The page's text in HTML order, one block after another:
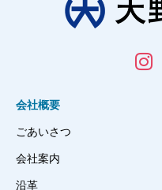
会社概要
ごあいさつ
会社案内
沿革